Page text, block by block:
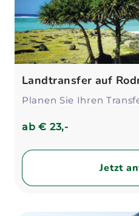
Landtransfer auf
Planen Sie Ihren
ab€ 23,-
Jetzt